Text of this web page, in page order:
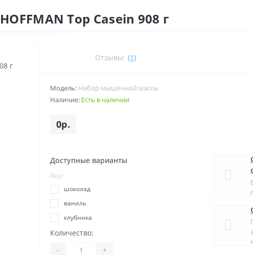
Top Casein 908 г
Отзывы: (1)
Модель: Набор мышечной массы
Наличие: Есть в наличии
0р.
Доступные варианты
Вкус
шоколад
ваниль
клубника
Количество:
- +